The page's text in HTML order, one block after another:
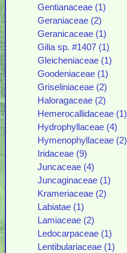
Gentianaceae (1)
Geraniaceae (2)
Geranicaceae (1)
Gilia sp. #1407 (1)
Gleicheniaceae (1)
Goodeniaceae (1)
Griseliniaceae (2)
Haloragaceae (2)
Hemerocallidaceae (1)
Hydrophyllaceae (4)
Hymenophyllaceae (2)
Iridaceae (9)
Juncaceae (4)
Juncaginaceae (1)
Krameriaceae (2)
Labiatae (1)
Lamiaceae (2)
Ledocarpaceae (1)
Lentibulariaceae (1)